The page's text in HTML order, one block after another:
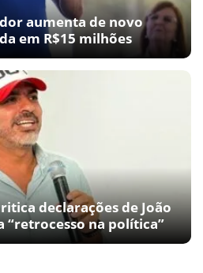
aumenta de novo
em R$15 milhões
declarações de João
“retrocesso na política”